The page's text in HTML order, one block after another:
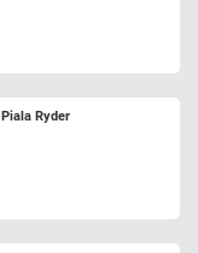
Ryder